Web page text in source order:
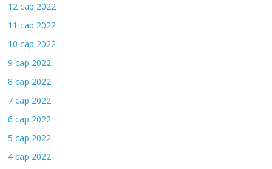
12 сар 2022
11 сар 2022
10 сар 2022
9 сар 2022
8 сар 2022
7 сар 2022
6 сар 2022
5 сар 2022
4 сар 2022